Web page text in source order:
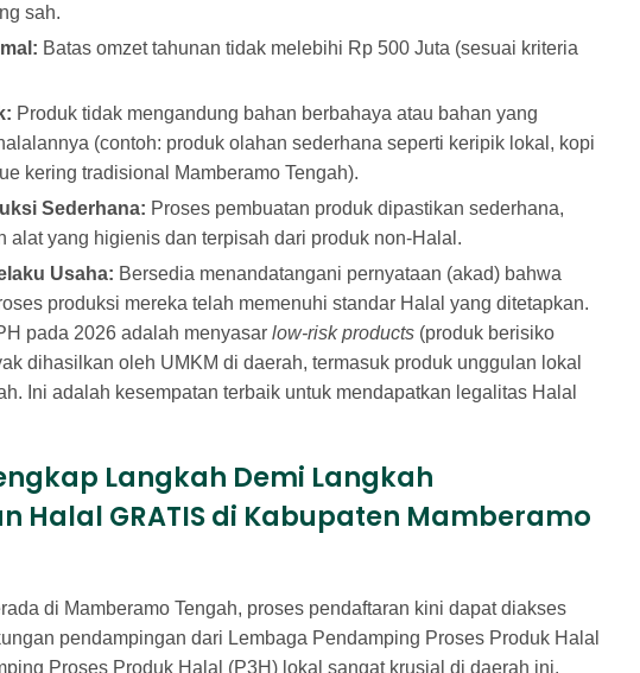
sah.
Batas omzet tahunan tidak melebihi Rp 500 Juta (sesuai kriteria
Produk tidak mengandung bahan berbahaya atau bahan yang
(contoh: produk olahan sederhana seperti keripik lokal, kopi
kering tradisional Mamberamo Tengah).
Sederhana: Proses pembuatan produk dipastikan sederhana,
alat yang higienis dan terpisah dari produk non-Halal.
Usaha: Bersedia menandatangani pernyataan (akad) bahwa
produksi mereka telah memenuhi standar Halal yang ditetapkan.
pada 2026 adalah menyasar low-risk products (produk berisiko
dihasilkan oleh UMKM di daerah, termasuk produk unggulan lokal
Ini adalah kesempatan terbaik untuk mendapatkan legalitas Halal
Langkah Demi Langkah
Halal GRATIS di Kabupaten Mamberamo
di Mamberamo Tengah, proses pendaftaran kini dapat diakses
pendampingan dari Lembaga Pendamping Proses Produk Halal
Proses Produk Halal (P3H) lokal sangat krusial di daerah ini.